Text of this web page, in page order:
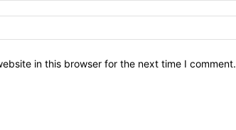
in this browser for the next time I comment.